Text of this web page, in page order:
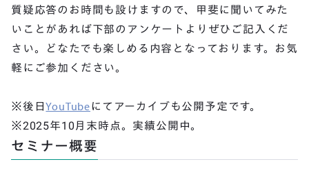
質疑応答のお時間も設けますので、甲斐に聞いてみた
いことがあれば下部のアンケートよりぜひご記入くだ
さい。どなたでも楽しめる内容となっております。お気
軽にご参加ください。
※後日YouTubeにてアーカイブも公開予定です。
※2025年10月末時点。実績公開中。
セミナー概要